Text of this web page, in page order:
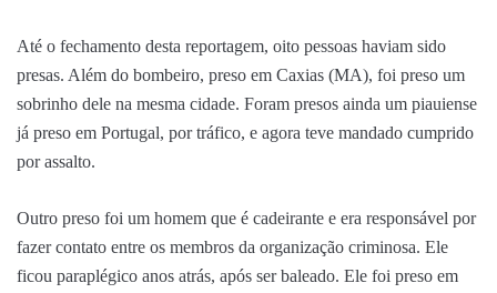
Até o fechamento desta reportagem, oito pessoas haviam sido
presas. Além do bombeiro, preso em Caxias (MA), foi preso um
sobrinho dele na mesma cidade. Foram presos ainda um piauiense
já preso em Portugal, por tráfico, e agora teve mandado cumprido
por assalto.
Outro preso foi um homem que é cadeirante e era responsável por
fazer contato entre os membros da organização criminosa. Ele
ficou paraplégico anos atrás, após ser baleado. Ele foi preso em